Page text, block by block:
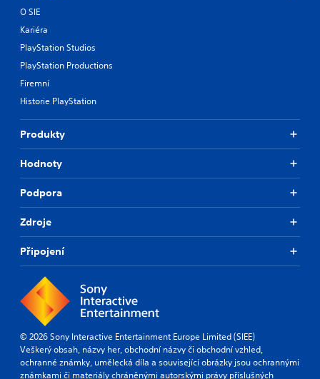
O SIE
Kariéra
PlayStation Studios
PlayStation Productions
Firemní
Historie PlayStation
Produkty
Hodnoty
Podpora
Zdroje
Připojení
© 2026 Sony Interactive Entertainment Europe Limited (SIEE)
Veškerý obsah, názvy her, obchodní názvy či obchodní vzhled,
ochranné známky, umělecká díla a související obrázky jsou ochrannými
známkami či materiály chráněnými autorskými právy příslušných